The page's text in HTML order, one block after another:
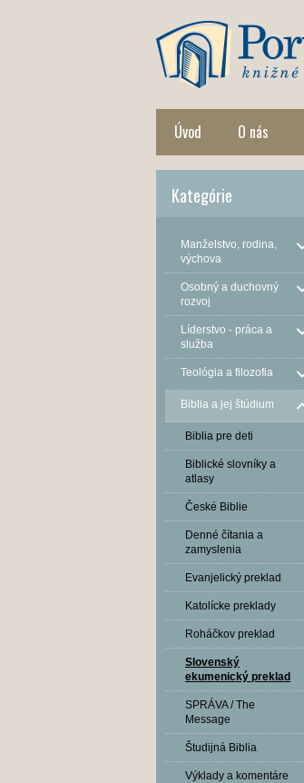
Úvod O nás
Kategórie
Manželstvo, rodina,
výchova
Osobný a duchovný
rozvoj
Líderstvo - práca a
služba
Teológia a filozofia
Biblia a jej štúdium
Biblia pre deti
Biblické slovníky a
atlasy
České Biblie
Denné čítania a
zamyslenia
Evanjelický preklad
Katolícke preklady
Roháčkov preklad
Slovenský
ekumenický preklad
SPRÁVA / The
Message
Študijná Biblia
Výklady a komentáre